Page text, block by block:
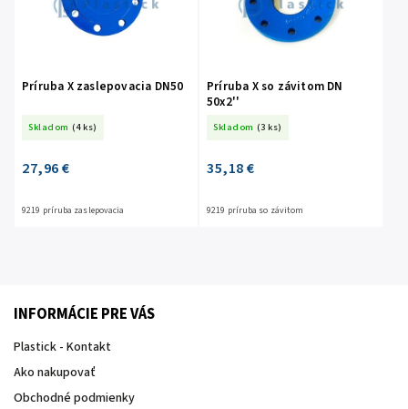
Príruba X zaslepovacia DN50
Skladom (4 ks)
27,96 €
9219 príruba zaslepovacia
Príruba X so závitom DN
50x2''
Skladom (3 ks)
35,18 €
9219 príruba so závitom
INFORMÁCIE PRE VÁS
Plastick - Kontakt
Ako nakupovať
Obchodné podmienky